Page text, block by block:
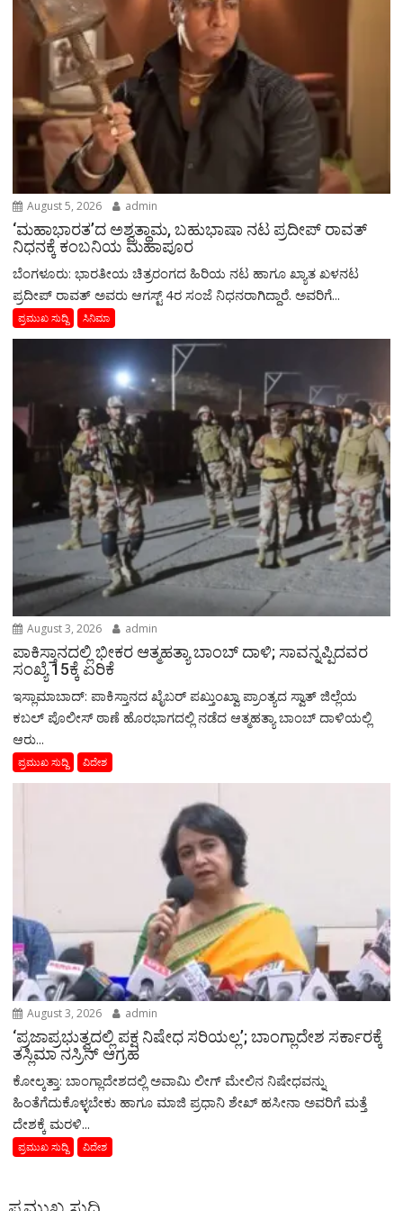
August 5, 2026 admin
‘ಮಹಾಭಾರತ’ದ ಅಶ್ವತ್ಥಾಮ, ಬಹುಭಾಷಾ ನಟ ಪ್ರದೀಪ್ ರಾವತ್
ನಿಧನಕ್ಕೆ ಕಂಬನಿಯ ಮಹಾಪೂರ
ಬೆಂಗಳೂರು: ಭಾರತೀಯ ಚಿತ್ರರಂಗದ ಹಿರಿಯ ನಟ ಹಾಗೂ ಖ್ಯಾತ ಖಳನಟ
ಪ್ರದೀಪ್ ರಾವತ್ ಅವರು ಆಗಸ್ಟ್ 4ರ ಸಂಜೆ ನಿಧನರಾಗಿದ್ದಾರೆ. ಅವರಿಗೆ...
ಪ್ರಮುಖ ಸುದ್ದಿ ಸಿನಿಮಾ
August 3, 2026 admin
ಪಾಕಿಸ್ತಾನದಲ್ಲಿ ಭೀಕರ ಆತ್ಮಹತ್ಯಾ ಬಾಂಬ್ ದಾಳಿ; ಸಾವನ್ನಪ್ಪಿದವರ
ಸಂಖ್ಯೆ 15ಕ್ಕೆ ಏರಿಕೆ
ಇಸ್ಲಾಮಾಬಾದ್: ಪಾಕಿಸ್ತಾನದ ಖೈಬರ್ ಪಖ್ತುಂಖ್ವಾ ಪ್ರಾಂತ್ಯದ ಸ್ವಾತ್ ಜಿಲ್ಲೆಯ
ಕಬಲ್ ಪೊಲೀಸ್ ಠಾಣೆ ಹೊರಭಾಗದಲ್ಲಿ ನಡೆದ ಆತ್ಮಹತ್ಯಾ ಬಾಂಬ್ ದಾಳಿಯಲ್ಲಿ
ಆರು...
ಪ್ರಮುಖ ಸುದ್ದಿ ವಿದೇಶ
August 3, 2026 admin
‘ಪ್ರಜಾಪ್ರಭುತ್ವದಲ್ಲಿ ಪಕ್ಷ ನಿಷೇಧ ಸರಿಯಲ್ಲ’; ಬಾಂಗ್ಲಾದೇಶ ಸರ್ಕಾರಕ್ಕೆ
ತಸ್ಲಿಮಾ ನಸ್ರಿನ್ ಆಗ್ರಹ
ಕೋಲ್ಕತ್ತಾ: ಬಾಂಗ್ಲಾದೇಶದಲ್ಲಿ ಅವಾಮಿ ಲೀಗ್ ಮೇಲಿನ ನಿಷೇಧವನ್ನು
ಹಿಂತೆಗೆದುಕೊಳ್ಳಬೇಕು ಹಾಗೂ ಮಾಜಿ ಪ್ರಧಾನಿ ಶೇಖ್ ಹಸೀನಾ ಅವರಿಗೆ ಮತ್ತೆ
ದೇಶಕ್ಕೆ ಮರಳಿ...
ಪ್ರಮುಖ ಸುದ್ದಿ ವಿದೇಶ